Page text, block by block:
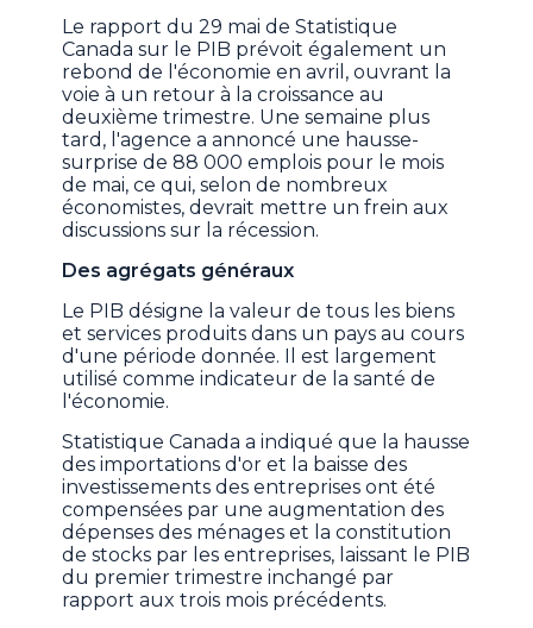
Le rapport du 29 mai de Statistique
Canada sur le PIB prévoit également un
rebond de l'économie en avril, ouvrant la
voie à un retour à la croissance au
deuxième trimestre. Une semaine plus
tard, l'agence a annoncé une hausse-
surprise de 88 000 emplois pour le mois
de mai, ce qui, selon de nombreux
économistes, devrait mettre un frein aux
discussions sur la récession.
Des agrégats généraux
Le PIB désigne la valeur de tous les biens
et services produits dans un pays au cours
d'une période donnée. Il est largement
utilisé comme indicateur de la santé de
l'économie.
Statistique Canada a indiqué que la hausse
des importations d'or et la baisse des
investissements des entreprises ont été
compensées par une augmentation des
dépenses des ménages et la constitution
de stocks par les entreprises, laissant le PIB
du premier trimestre inchangé par
rapport aux trois mois précédents.